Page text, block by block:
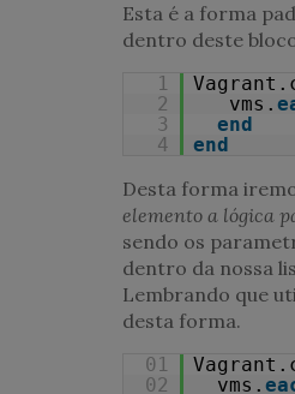
Esta é a forma
dentro deste
1
2
vms.
3
end
4
end
Desta forma
elemento a lógica
sendo os
dentro da nossa
Lembrando que
desta forma.
01
02
vms.